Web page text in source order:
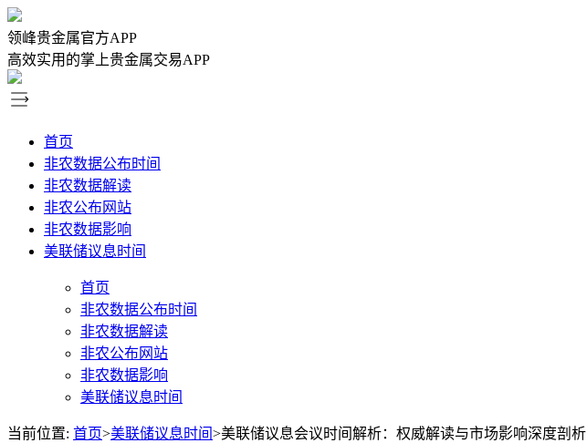
领峰贵金属官方APP
高效实用的掌上贵金属交易APP
首页
非农数据公布时间
非农数据解读
非农公布网站
非农数据影响
美联储议息时间
首页
非农数据公布时间
非农数据解读
非农公布网站
非农数据影响
美联储议息时间
当前位置: 首页>美联储议息时间>美联储议息会议时间解析：权威解读与市场影响深度剖析